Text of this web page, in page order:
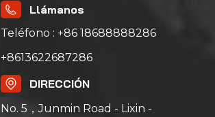
Llámanos
Teléfono : +86 18688888286
+8613622687286
DIRECCIÓN
No. 5，Junmin Road - Lixin -